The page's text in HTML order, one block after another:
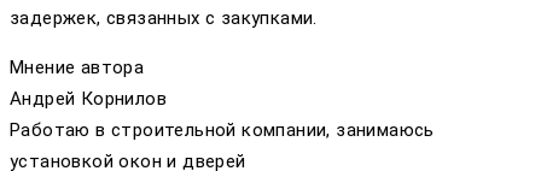
задержек, связанных с закупками.
Мнение автора
Андрей Корнилов
Работаю в строительной компании, занимаюсь
установкой окон и дверей